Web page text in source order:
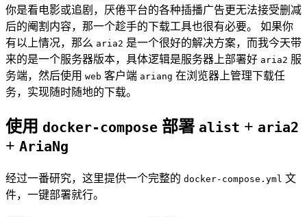
你是看电影或追剧，厌倦平台的各种插播广告更无法接受删减
后的阉割内容，那一个趁手的下载工具也很有必要。 如果你
有以上情况，那么 aria2 是一个很好的解决方案，而我今天带
来的是一个服务器版本，具体逻辑是服务器上部署好 aria2 服
务端，然后使用 web 客户端 ariang 在浏览器上管理下载任
务，实现随时随地的下载。
使用 docker-compose 部署 alist + aria2
+ AriaNg
经过一番研究，这里提供一个完整的 docker-compose.yml 文
件，一键部署就行。